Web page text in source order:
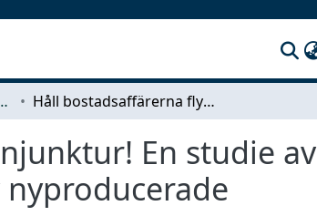
grundnivå Håll bostadsaffärerna flytande under lågkonjunktur! En studie av modeller som kan trygga köpare till köp av nyproducerade bostadsrätter i en lågkonjunktur
En studie av